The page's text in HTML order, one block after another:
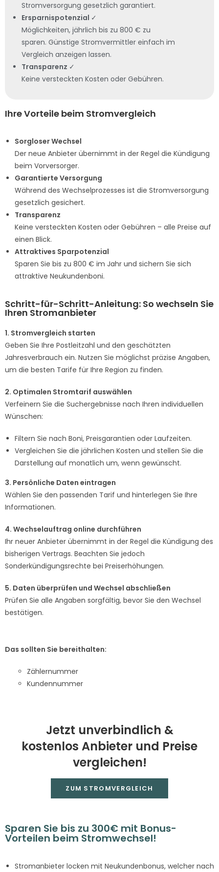
Stromversorgung gesetzlich garantiert.
Ersparnispotenzial ✓
Möglichkeiten, jährlich bis zu 800 € zu
sparen. Günstige Stromvermittler einfach im
Vergleich anzeigen lassen.
Transparenz ✓
Keine versteckten Kosten oder Gebühren.
Ihre Vorteile beim Stromvergleich
Sorgloser Wechsel
Der neue Anbieter übernimmt in der Regel die Kündigung
beim Vorversorger.
Garantierte Versorgung
Während des Wechselprozesses ist die Stromversorgung
gesetzlich gesichert.
Transparenz
Keine versteckten Kosten oder Gebühren – alle Preise auf
einen Blick.
Attraktives Sparpotenzial
Sparen Sie bis zu 800 € im Jahr und sichern Sie sich
attraktive Neukundenboni.
Schritt-für-Schritt-Anleitung: So wechseln Sie
Ihren Stromanbieter
1. Stromvergleich starten
Geben Sie Ihre Postleitzahl und den geschätzten
Jahresverbrauch ein. Nutzen Sie möglichst präzise Angaben,
um die besten Tarife für Ihre Region zu finden.
2. Optimalen Stromtarif auswählen
Verfeinern Sie die Suchergebnisse nach Ihren individuellen
Wünschen:
Filtern Sie nach Boni, Preisgarantien oder Laufzeiten.
Vergleichen Sie die jährlichen Kosten und stellen Sie die
Darstellung auf monatlich um, wenn gewünscht.
3. Persönliche Daten eintragen
Wählen Sie den passenden Tarif und hinterlegen Sie Ihre
Informationen.
4. Wechselauftrag online durchführen
Ihr neuer Anbieter übernimmt in der Regel die Kündigung des
bisherigen Vertrags. Beachten Sie jedoch
Sonderkündigungsrechte bei Preiserhöhungen.
5. Daten überprüfen und Wechsel abschließen
Prüfen Sie alle Angaben sorgfältig, bevor Sie den Wechsel
bestätigen.
Das sollten Sie bereithalten:
Zählernummer
Kundennummer
Jetzt unverbindlich &
kostenlos Anbieter und Preise
vergleichen!
ZUM STROMVERGLEICH
Sparen Sie bis zu 300€ mit Bonus-
Vorteilen beim Stromwechsel!
Stromanbieter locken mit Neukundenbonus, welcher nach